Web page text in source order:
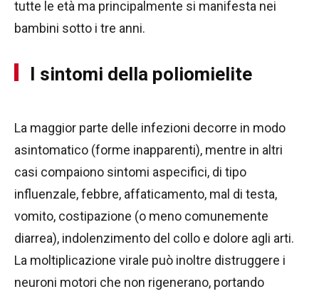
tutte le età ma principalmente si manifesta nei
bambini sotto i tre anni.
I sintomi della poliomielite
La maggior parte delle infezioni decorre in modo
asintomatico (forme inapparenti), mentre in altri
casi compaiono sintomi aspecifici, di tipo
influenzale, febbre, affaticamento, mal di testa,
vomito, costipazione (o meno comunemente
diarrea), indolenzimento del collo e dolore agli arti.
La moltiplicazione virale può inoltre distruggere i
neuroni motori che non rigenerano, portando